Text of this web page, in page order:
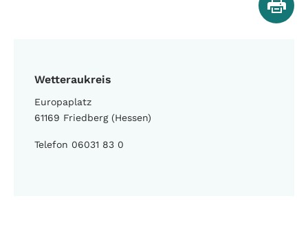
Wetteraukreis
Europaplatz
61169 Friedberg (Hessen)
Telefon 06031 83 0